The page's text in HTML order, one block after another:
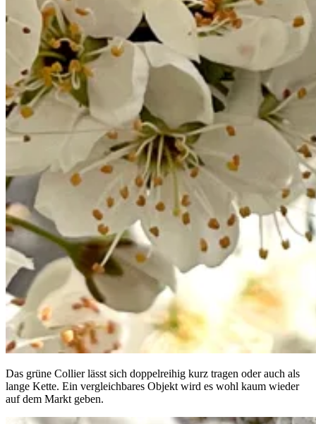
Das grüne Collier lässt sich doppelreihig kurz tragen oder auch als
lange Kette. Ein vergleichbares Objekt wird es wohl kaum wieder
auf dem Markt geben.